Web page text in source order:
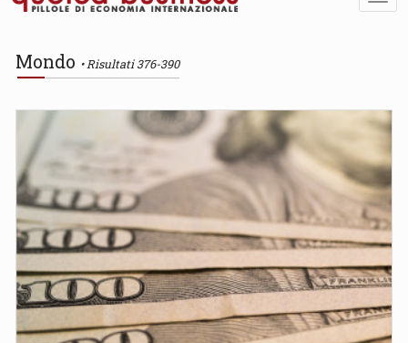
Mondo Risultati 376-390